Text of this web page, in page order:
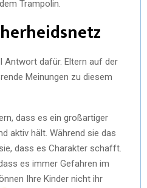
Trampolin.
Antwort dafür. Eltern auf der
Meinungen zu diesem
dass es ein großartiger
aktiv hält. Während sie das
dass es Charakter schafft.
es immer Gefahren im
Ihre Kinder nicht ihr